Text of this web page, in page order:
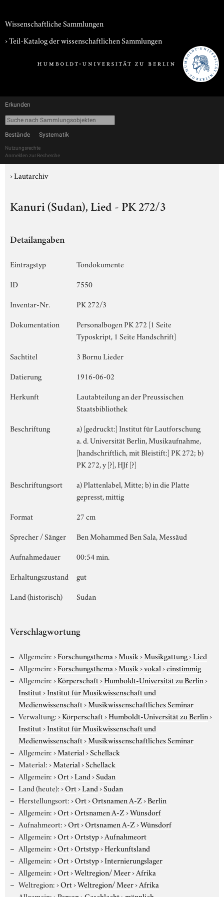
Wissenschaftliche Sammlungen
› Teil-Katalog der wissenschaftlichen Sammlungen
Erkunden
Bestände Systematik
Nutzungsrechte
Anmelden zur Recherche
›Lautarchiv
Kanuri (Sudan), Lied - PK 272/3
Detailangaben
Eintragstyp
Tondokumente
ID
7550
Inventar-Nr.
PK 272/3
Dokumentation
Personalbogen PK 272 [1 Seite
Typoskript, 1 Seite Handschrift]
Sachtitel
3 Bornu Lieder
Datierung
1916-06-02
Herkunft
Lautabteilung an der Preussischen
Staatsbibliothek
Beschriftung
a) [gedruckt:] Institut für Lautforschung
a. d. Universität Berlin, Musikaufnahme,
[handschriftlich, mit Bleistift:] PK 272; b)
PK 272, y [?], HJf [?]
Beschriftungsort
a) Plattenlabel, Mitte; b) in die Platte
gepresst, mittig
Format
27 cm
Sprecher / Sänger
Ben Mohammed Ben Sala, Messäud
Aufnahmedauer
00:54 min.
Erhaltungszustand
gut
Land (historisch)
Sudan
Verschlagwortung
Allgemein:›Forschungsthema›Musik›Musikgattung›Lied
Allgemein:›Forschungsthema›Musik›vokal›einstimmig
Allgemein:›Körperschaft›Humboldt-Universität zu Berlin›
Institut›Institut für Musikwissenschaft und
Medienwissenschaft›Musikwissenschaftliches Seminar
Verwaltung:›Körperschaft›Humboldt-Universität zu Berlin›
Institut›Institut für Musikwissenschaft und
Medienwissenschaft›Musikwissenschaftliches Seminar
Allgemein:›Material›Schellack
Material:›Material›Schellack
Allgemein:›Ort›Land›Sudan
Land (heute):›Ort›Land›Sudan
Herstellungsort:›Ort›Ortsnamen A-Z›Berlin
Allgemein:›Ort›Ortsnamen A-Z›Wünsdorf
Aufnahmeort:›Ort›Ortsnamen A-Z›Wünsdorf
Allgemein:›Ort›Ortstyp›Aufnahmeort
Allgemein:›Ort›Ortstyp›Herkunftsland
Allgemein:›Ort›Ortstyp›Internierungslager
Allgemein:›Ort›Weltregion/ Meer›Afrika
Weltregion:›Ort›Weltregion/ Meer›Afrika